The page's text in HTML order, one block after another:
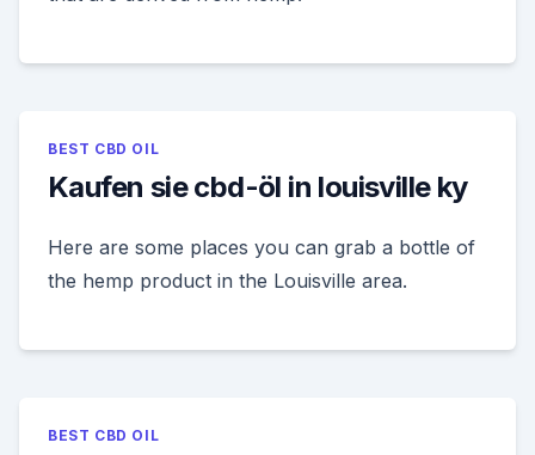
BEST CBD OIL
Kaufen sie cbd-öl in louisville ky
Here are some places you can grab a bottle of
the hemp product in the Louisville area.
BEST CBD OIL